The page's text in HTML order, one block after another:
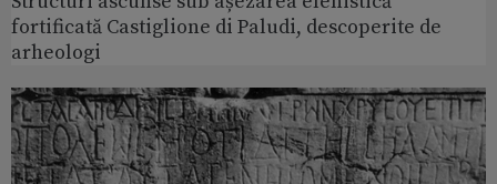
fortificată Castiglione di Paludi, descoperite de
arheologi